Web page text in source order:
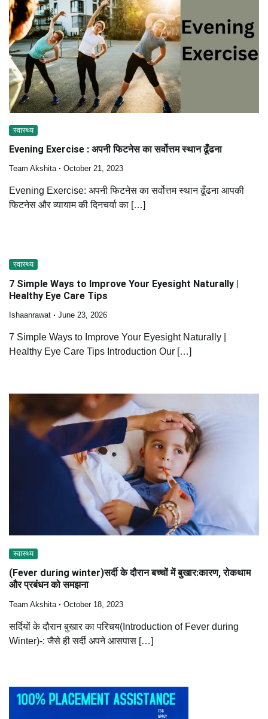
स्वास्थ्य
Evening Exercise : अपनी फिटनेस का सर्वोत्तम स्थान ढूँढना
Team Akshita October 21, 2023
Evening Exercise: अपनी फिटनेस का सर्वोत्तम स्थान ढूँढना आपकी
फिटनेस और व्यायाम की दिनचर्या का […]
स्वास्थ्य
7 Simple Ways to Improve Your Eyesight Naturally |
Healthy Eye Care Tips
Ishaanrawat June 23, 2026
7 Simple Ways to Improve Your Eyesight Naturally |
Healthy Eye Care Tips Introduction Our […]
स्वास्थ्य
(Fever during winter)सर्दी के दौरान बच्चों में बुखार:कारण, रोकथाम
और प्रबंधन को समझना
Team Akshita October 18, 2023
सर्दियों के दौरान बुखार का परिचय(Introduction of Fever during
Winter)-: जैसे ही सर्दी अपने आसपास […]